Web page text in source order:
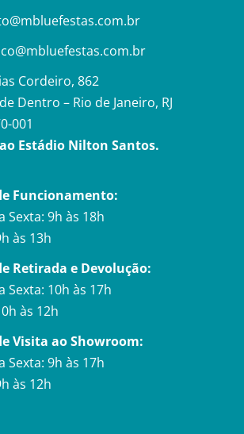
Cordeiro, 862
Dentro – Rio de Janeiro, RJ
001
Estádio Nilton Santos.
Funcionamento:
Sexta: 9h às 18h
às 13h
Retirada e Devolução:
Sexta: 10h às 17h
às 12h
Visita ao Showroom:
Sexta: 9h às 17h
às 12h